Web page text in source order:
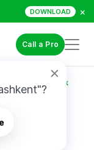
DOWNLOAD ×
Call a Pro
Otabek